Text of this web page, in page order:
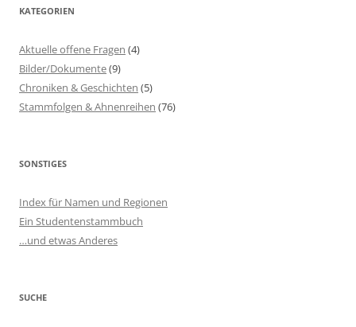
KATEGORIEN
Aktuelle offene Fragen (4)
Bilder/Dokumente(9)
Chroniken & Geschichten (5)
Stammfolgen & Ahnenreihen (76)
SONSTIGES
Index für Namen und Regionen
Ein Studentenstammbuch
…und etwas Anderes
SUCHE